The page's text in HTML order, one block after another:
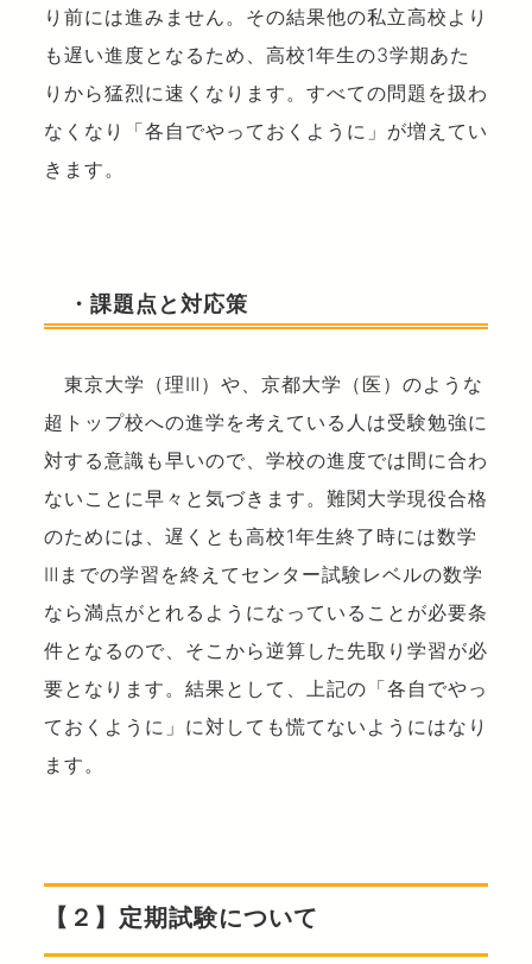
り前には進みません。その結果他の私立高校より
も遅い進度となるため、高校1年生の3学期あた
りから猛烈に速くなります。すべての問題を扱わ
なくなり「各自でやっておくように」が増えてい
きます。
・課題点と対応策
東京大学（理Ⅲ）や、京都大学（医）のような
超トップ校への進学を考えている人は受験勉強に
対する意識も早いので、学校の進度では間に合わ
ないことに早々と気づきます。難関大学現役合格
のためには、遅くとも高校1年生終了時には数学
Ⅲまでの学習を終えてセンター試験レベルの数学
なら満点がとれるようになっていることが必要条
件となるので、そこから逆算した先取り学習が必
要となります。結果として、上記の「各自でやっ
ておくように」に対しても慌てないようにはなり
ます。
【２】定期試験について